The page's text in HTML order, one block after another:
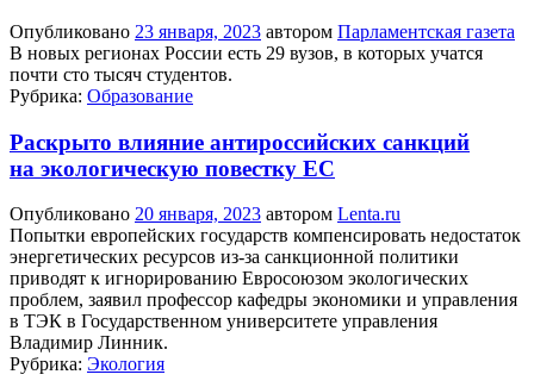
Опубликовано 23 января, 2023 автором Парламентская газета
В новых регионах России есть 29 вузов, в которых учатся
почти сто тысяч студентов.
Рубрика: Образование
Раскрыто влияние антироссийских санкций
на экологическую повестку ЕС
Опубликовано 20 января, 2023 автором Lenta.ru
Попытки европейских государств компенсировать недостаток
энергетических ресурсов из-за санкционной политики
приводят к игнорированию Евросоюзом экологических
проблем, заявил профессор кафедры экономики и управления
в ТЭК в Государственном университете управления
Владимир Линник.
Рубрика: Экология